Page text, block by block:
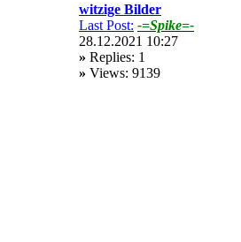
witzige Bilder
Last Post: -=Spike=-
28.12.2021 10:27
» Replies: 1
» Views: 9139